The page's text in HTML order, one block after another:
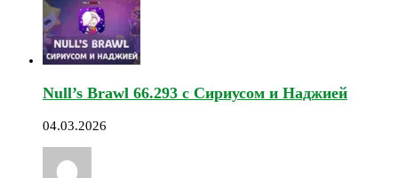
Null’s Brawl 66.293 с Сириусом и Наджией
04.03.2026